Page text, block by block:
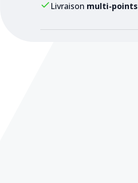
Livraison multi-points